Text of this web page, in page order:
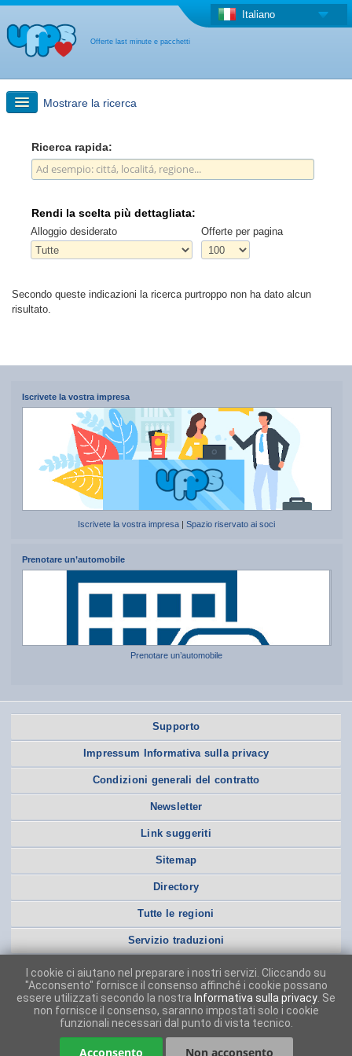
Offerte last minute e pacchetti
Italiano
Mostrare la ricerca
Ricerca rapida
Offerta last minute + Offerta forfettaria
Ricerca rapida:
Rendi la scelta più dettagliata:
Alloggio desiderato Offerte per pagina
Secondo queste indicazioni la ricerca purtroppo non ha dato alcun
risultato.
Iscrivete la vostra impresa
Iscrivete la vostra impresa |Spazio riservato ai soci
Prenotare un’automobile
Prenotare un’automobile
Supporto
Impressum Informativa sulla privacy
Condizioni generali del contratto
Newsletter
Link suggeriti
Sitemap
Directory
Tutte le regioni
Servizio traduzioni
I cookie ci aiutano nel preparare i nostri servizi. Cliccando su
"Acconsento" fornisce il consenso affinché i cookie possano
essere utilizzati secondo la nostra Informativa sulla privacy . Se
non fornisce il consenso, saranno impostati solo i cookie
funzionali necessari dal punto di vista tecnico.